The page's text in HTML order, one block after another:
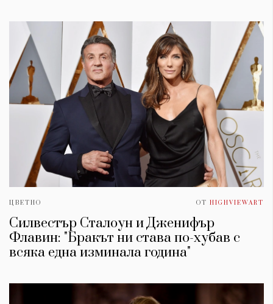
ЦВЕТНО ОТ HIGHVIEWART
Силвестър Сталоун и Дженифър
Флавин: "Бракът ни става по-хубав с
всяка една изминала година"